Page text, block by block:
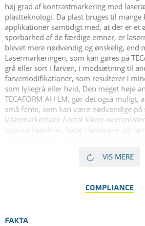
høj grad af kontrastmarkering med
plastteknologi. Da plast bruges til mange
applikationer samtidigt med, at der er et
sporbarhed af de færdige emner, er
blevet mere nødvendig og ønskelig, end
Lasermarkeringen, som kan gøres på
grå eller sort i farven, i modsætning til
farvemodifikationer, som resulterer i
som lysegrå eller hvid, Den meget høje
TECAFORM AH LM, gør det også muligt,
små fonte, som kan være nødvendige på
lasermarkerbare Acetal sikrer
sporbarhedskrav, både i fødevare- og
plast - fås som lagervare, både som
VIS MERE
COMPLIANCE
FAKTA